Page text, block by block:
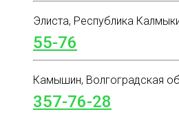
Элиста, Республика
55-76
Камышин, Волгоградская
357-76-28